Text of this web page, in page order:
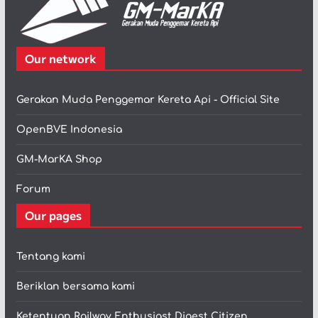
Our network
Gerakan Muda Penggemar Kereta Api - Official Site
OpenBVE Indonesia
GM-MarKA Shop
Forum
Our pages
Tentang kami
Beriklan bersama kami